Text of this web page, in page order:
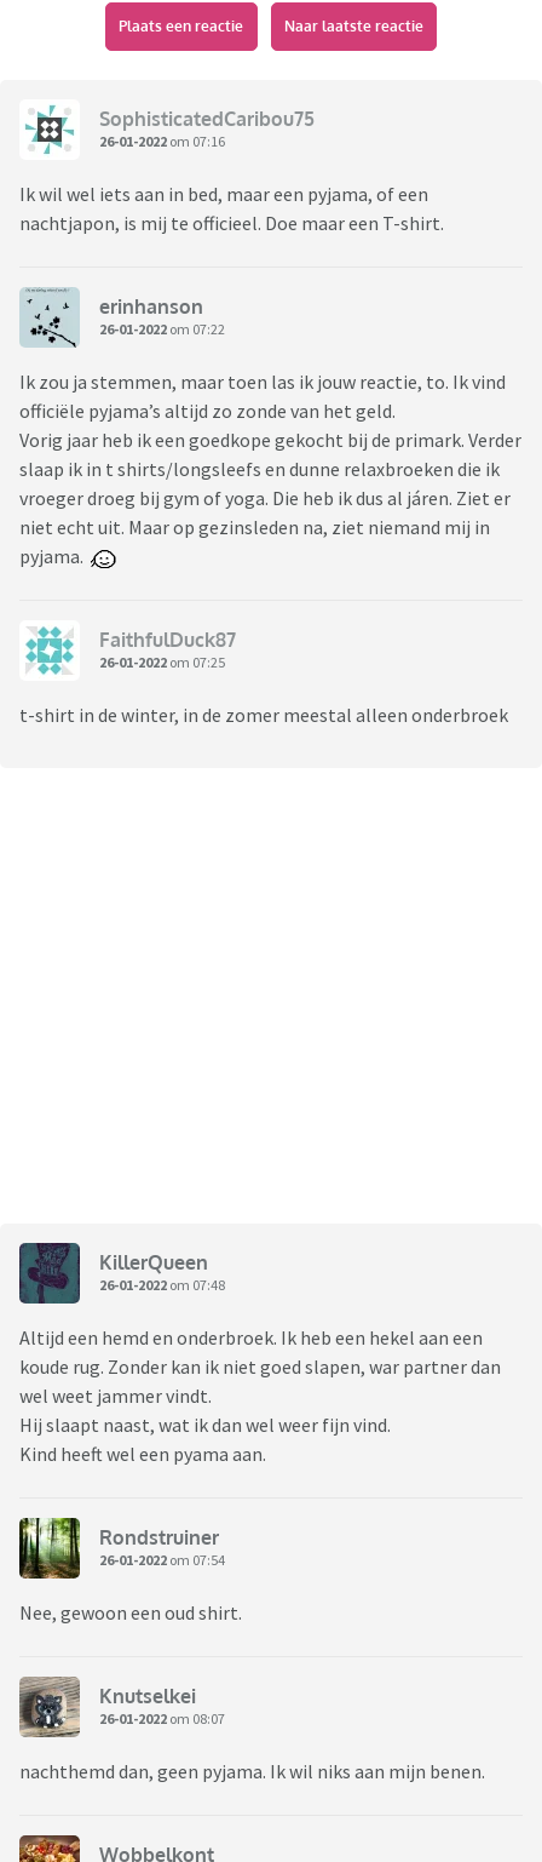
Plaats een reactie Naar laatste reactie
SophisticatedCaribou75
26-01-2022 om 07:16
Ik wil wel iets aan in bed, maar een pyjama, of een
nachtjapon, is mij te officieel. Doe maar een T-shirt.
erinhanson
26-01-2022 om 07:22
Ik zou ja stemmen, maar toen las ik jouw reactie, to. Ik vind
officiële pyjama’s altijd zo zonde van het geld.
Vorig jaar heb ik een goedkope gekocht bij de primark. Verder
slaap ik in t shirts/longsleefs en dunne relaxbroeken die ik
vroeger droeg bij gym of yoga. Die heb ik dus al járen. Ziet er
niet echt uit. Maar op gezinsleden na, ziet niemand mij in
pyjama.
FaithfulDuck87
26-01-2022 om 07:25
t-shirt in de winter, in de zomer meestal alleen onderbroek
KillerQueen
26-01-2022 om 07:48
Altijd een hemd en onderbroek. Ik heb een hekel aan een
koude rug. Zonder kan ik niet goed slapen, war partner dan
wel weet jammer vindt.
Hij slaapt naast, wat ik dan wel weer fijn vind.
Kind heeft wel een pyama aan.
Rondstruiner
26-01-2022 om 07:54
Nee, gewoon een oud shirt.
Knutselkei
26-01-2022 om 08:07
nachthemd dan, geen pyjama. Ik wil niks aan mijn benen.
Wobbelkont